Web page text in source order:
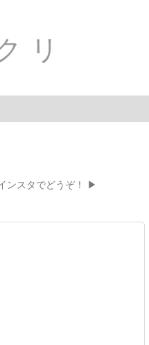
リ
ンスタでどうぞ！ ▶